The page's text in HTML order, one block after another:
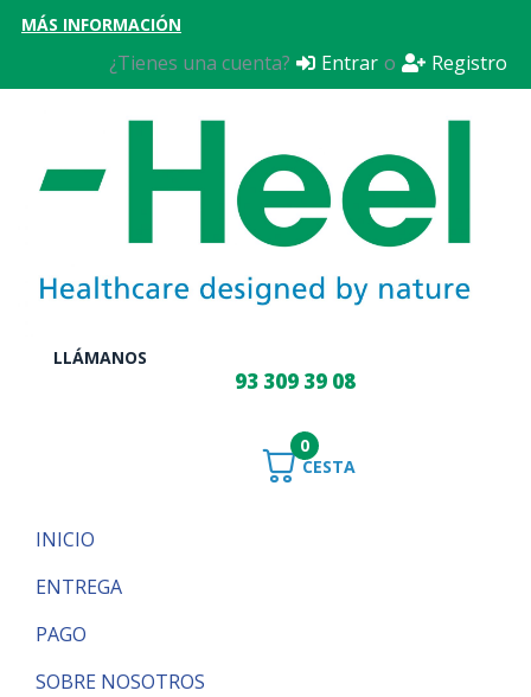
MÁS INFORMACIÓN
¿Tienes una cuenta? Entrar o Registro
INICIO
ENTREGA
PAGO
SOBRE NOSOTROS
LLÁMANOS
93 309 39 08
CESTA
0